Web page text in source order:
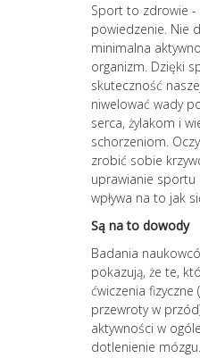
Sport to zdrowie -
powiedzenie. Nie
minimalna
organizm. Dzięki
skuteczność
niwelować wady
serca, żylakom i
schorzeniom.
zrobić sobie
uprawianie sportu
wpływa na to jak
Są na to dowody
Badania
pokazują, że te,
ćwiczenia
przewroty w
aktywności w
dotlenienie mózgu.